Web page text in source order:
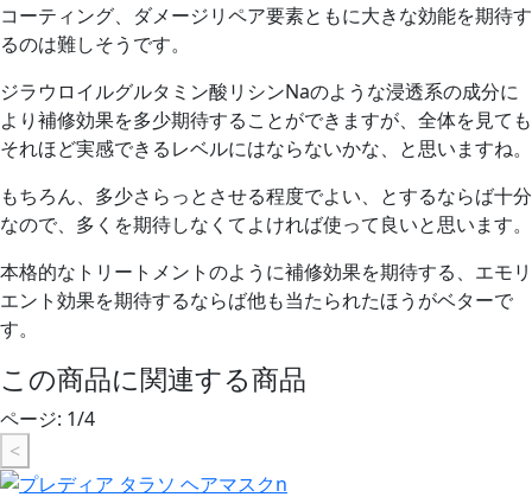
コーティング、ダメージリペア要素ともに大きな効能を期待す
るのは難しそうです。
ジラウロイルグルタミン酸リシンNaのような浸透系の成分に
より補修効果を多少期待することができますが、 全体を見ても
それほど実感できるレベルにはならないかな、 と思いますね。
もちろん、多少さらっとさせる程度でよい、とするならば十分
なので、 多くを期待しなくてよければ使って良いと思います。
本格的なトリートメントのように補修効果を期待する、エモリ
エント効果を期待するならば他も当たられたほうがベターで
す。
この商品に関連する商品
ページ: 1/4
<